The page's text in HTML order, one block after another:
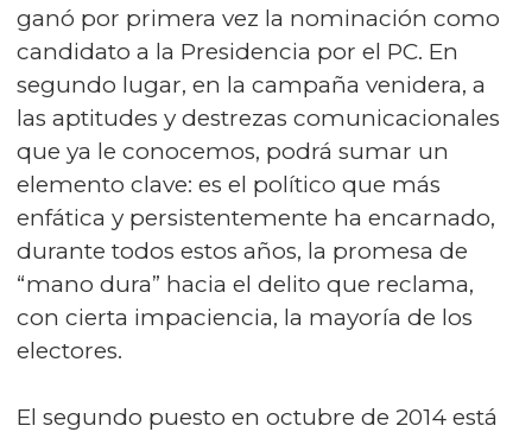
ganó por primera vez la nominación como
candidato a la Presidencia por el PC. En
segundo lugar, en la campaña venidera, a
las aptitudes y destrezas comunicacionales
que ya le conocemos, podrá sumar un
elemento clave: es el político que más
enfática y persistentemente ha encarnado,
durante todos estos años, la promesa de
“mano dura” hacia el delito que reclama,
con cierta impaciencia, la mayoría de los
electores.
El segundo puesto en octubre de 2014 está